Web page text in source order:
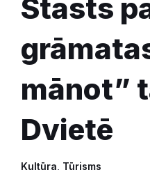
Stāsts
mānot”
Dvietē
Kultūra Tūrisms